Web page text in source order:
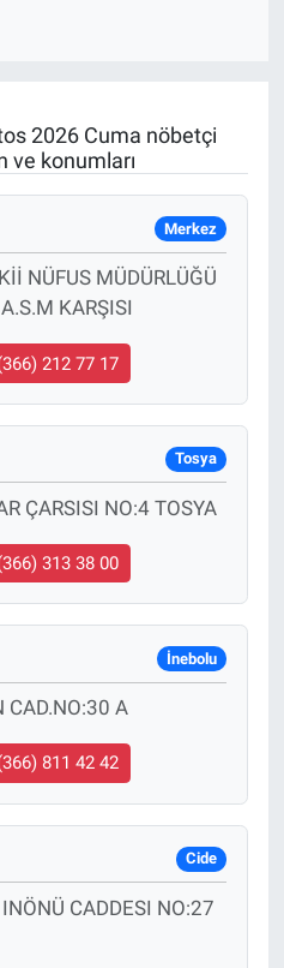
2026 Cuma nöbetçi
ve konumları
Merkez
NÜFUS MÜDÜRLÜĞÜ
KARŞISI
212 77 17
Tosya
ÇARSISI NO:4 TOSYA
313 38 00
İnebolu
CAD.NO:30 A
811 42 42
Cide
CADDESI NO:27